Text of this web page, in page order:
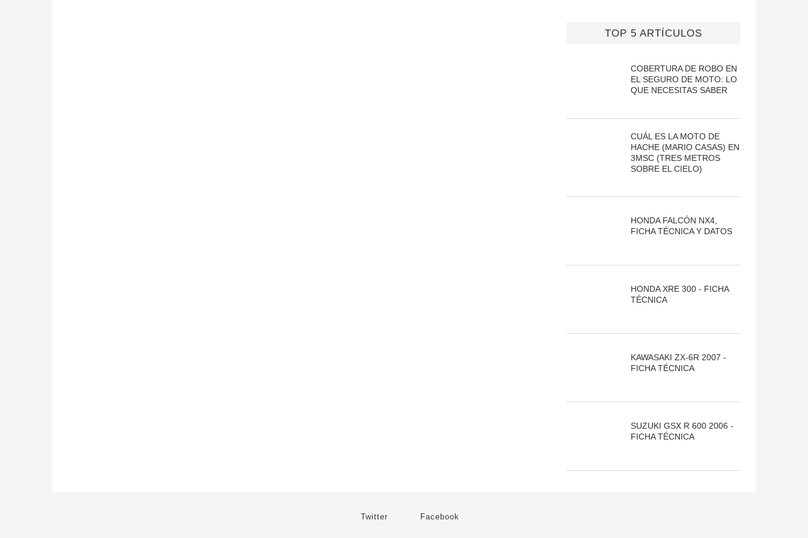
TOP 5 ARTÍCULOS
COBERTURA DE ROBO EN
EL SEGURO DE MOTO: LO
QUE NECESITAS SABER
CUÁL ES LA MOTO DE
HACHE (MARIO CASAS) EN
3MSC (TRES METROS
SOBRE EL CIELO)
HONDA FALCÓN NX4,
FICHA TÉCNICA Y DATOS
HONDA XRE 300 - FICHA
TÉCNICA
KAWASAKI ZX-6R 2007 -
FICHA TÉCNICA
SUZUKI GSX R 600 2006 -
FICHA TÉCNICA
Twitter Facebook